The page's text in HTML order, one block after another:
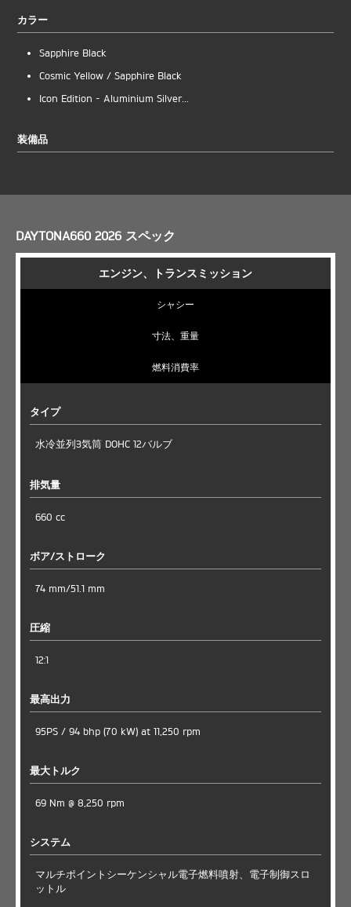
カラー
Sapphire Black
Cosmic Yellow / Sapphire Black
Icon Edition - Aluminium Silver...
装備品
DAYTONA660 2026 スペック
エンジン、トランスミッション
シャシー
寸法、重量
燃料消費率
タイプ
水冷並列3気筒 DOHC 12バルブ
排気量
660 cc
ボア/ストローク
74 mm/51.1 mm
圧縮
12:1
最高出力
95PS / 94 bhp (70 kW) at 11,250 rpm
最大トルク
69 Nm @ 8,250 rpm
システム
マルチポイントシーケンシャル電子燃料噴射、電子制御スロ
ットル